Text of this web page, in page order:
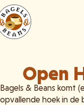
Open
Bagels & Beans komt
opvallende hoek in de